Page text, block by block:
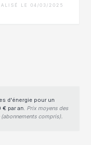
LE 04/03/2025
d'énergie pour un
€ par an. Prix moyens des
compris).